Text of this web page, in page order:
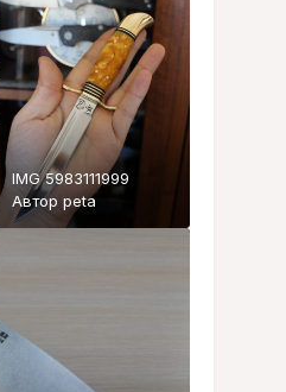
IMG 5983111999
Авторpeta